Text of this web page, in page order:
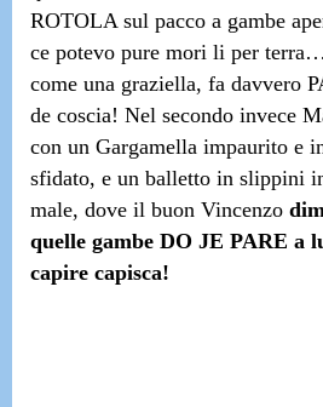
ROTOLA sul pacco a gambe
ce potevo pure mori li per terra…
come una graziella, fa davvero
de coscia! Nel secondo invece
con un Gargamella impaurito e
sfidato, e un balletto in slippini
male, dove il buon Vincenzo
quelle gambe DO JE PARE a
capire capisca!